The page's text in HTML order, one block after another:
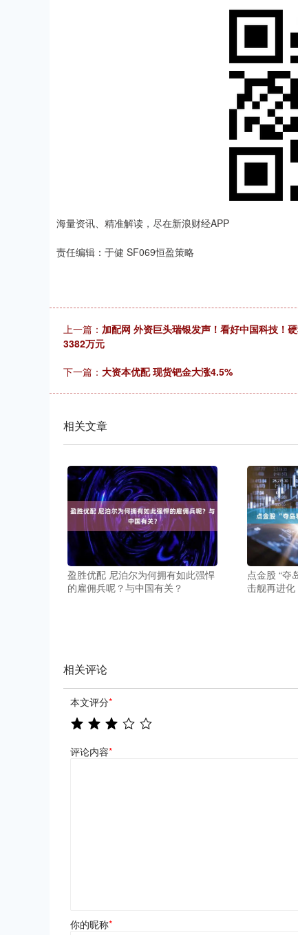
海量资讯、精准解读，尽在新浪财经APP
责任编辑：于健 SF069恒盈策略
上一篇： 加配网 外资巨头瑞银发声！看好中国科技
3382万元
下一篇： 大资本优配 现货钯金大涨4.5%
相关文章
盈胜优配 尼泊尔为何拥有如此强悍
的雇佣兵呢？与中国有关？
点金股 “
击舰再进化
相关评论
本文评分*
评论内容*
你的昵称*